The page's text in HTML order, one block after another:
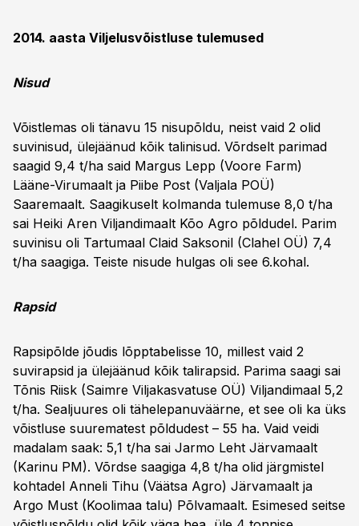
2014. aasta Viljelusvõistluse tulemused
Nisud
Võistlemas oli tänavu 15 nisupõldu, neist vaid 2 olid
suvinisud, ülejäänud kõik talinisud. Võrdselt parimad
saagid 9,4 t/ha said Margus Lepp (Voore Farm)
Lääne-Virumaalt ja Piibe Post (Valjala POÜ)
Saaremaalt. Saagikuselt kolmanda tulemuse 8,0 t/ha
sai Heiki Aren Viljandimaalt Kõo Agro põldudel. Parim
suvinisu oli Tartumaal Claid Saksonil (Clahel OÜ) 7,4
t/ha saagiga. Teiste nisude hulgas oli see 6.kohal.
Rapsid
Rapsipõlde jõudis lõpptabelisse 10, millest vaid 2
suvirapsid ja ülejäänud kõik talirapsid. Parima saagi sai
Tõnis Riisk (Saimre Viljakasvatuse OÜ) Viljandimaal 5,2
t/ha. Sealjuures oli tähelepanuväärne, et see oli ka üks
võistluse suurematest põldudest – 55 ha. Vaid veidi
madalam saak: 5,1 t/ha sai Jarmo Leht Järvamaalt
(Karinu PM). Võrdse saagiga 4,8 t/ha olid järgmistel
kohtadel Anneli Tihu (Väätsa Agro) Järvamaalt ja
Argo Must (Koolimaa talu) Põlvamaalt. Esimesed seitse